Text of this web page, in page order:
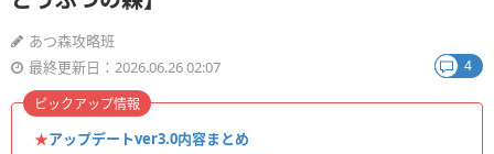
あつ森攻略班
最終更新日：2026.06.26 02:07
4
★アップデートver3.0内容まとめ
ピックアップ情報